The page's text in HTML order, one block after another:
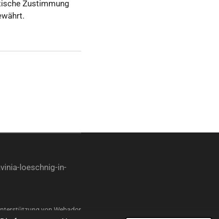
Zustimmung
loeschnig-in-
von Webador